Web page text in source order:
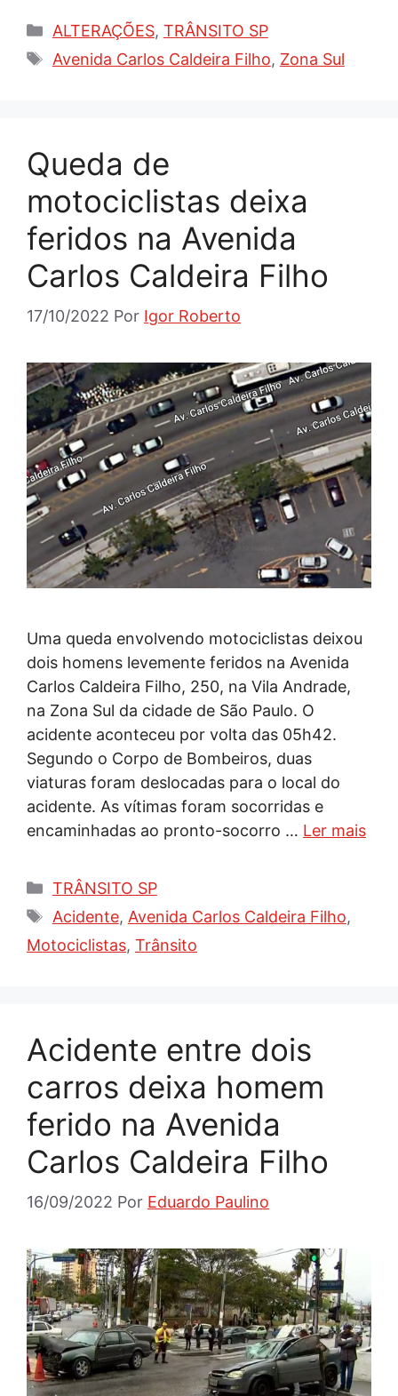
Categorias
ALTERAÇÕES, TRÂNSITO SP
Tags
Avenida Carlos Caldeira Filho, Zona Sul
Queda de
motociclistas deixa
feridos na Avenida
Carlos Caldeira Filho
17/10/2022 Por Igor Roberto
Uma queda envolvendo motociclistas deixou
dois homens levemente feridos na Avenida
Carlos Caldeira Filho, 250, na Vila Andrade,
na Zona Sul da cidade de São Paulo. O
acidente aconteceu por volta das 05h42.
Segundo o Corpo de Bombeiros, duas
viaturas foram deslocadas para o local do
acidente. As vítimas foram socorridas e
encaminhadas ao pronto-socorro … Ler mais
Categorias
TRÂNSITO SP
Tags
Acidente, Avenida Carlos Caldeira Filho,
Motociclistas, Trânsito
Acidente entre dois
carros deixa homem
ferido na Avenida
Carlos Caldeira Filho
16/09/2022 Por Eduardo Paulino